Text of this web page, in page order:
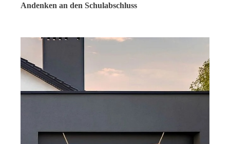
Andenken an den Schulabschluss